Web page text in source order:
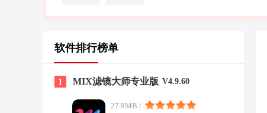
软件排行榜单
1 MIX滤镜大师专业版 V4.9.60
27.8MB /